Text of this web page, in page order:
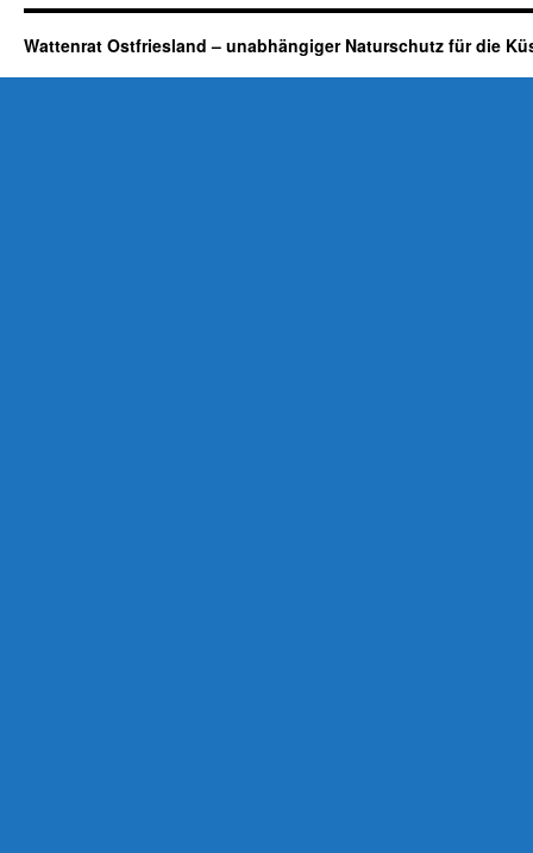
Wattenrat Ostfriesland – unabhängiger Naturschutz für die